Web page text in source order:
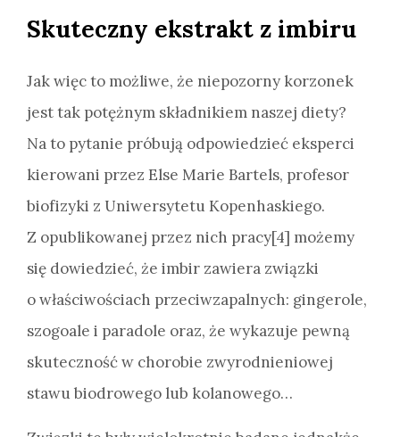
Skuteczny ekstrakt z imbiru
Jak więc to możliwe, że niepozorny korzonek
jest tak potężnym składnikiem naszej diety?
Na to pytanie próbują odpowiedzieć eksperci
kierowani przez Else Marie Bartels, profesor
biofizyki z Uniwersytetu Kopenhaskiego.
Z opublikowanej przez nich pracy[4] możemy
się dowiedzieć, że imbir zawiera związki
o właściwościach przeciwzapalnych: gingerole,
szogoale i paradole oraz, że wykazuje pewną
skuteczność w chorobie zwyrodnieniowej
stawu biodrowego lub kolanowego…